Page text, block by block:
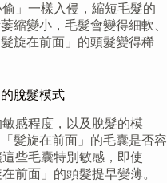
」一樣入侵，縮短毛髮的
縮變小，毛髮會變得細軟、
旋在前面」的頭髮變得稀
脫髮模式
感程度，以及脫髮的模
髮旋在前面」的毛囊是否容
些毛囊特別敏感，即使
前面」的頭髮提早變薄。